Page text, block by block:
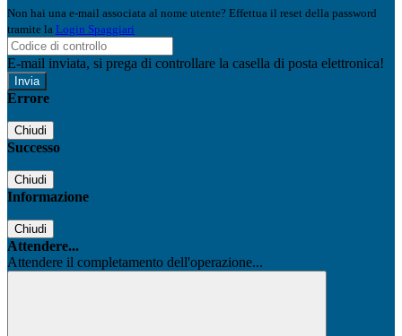
Non hai una e-mail associata al nome utente? Effettua il reset della password
tramite la Login Spaggiari
E-mail inviata, si prega di controllare la casella di posta elettronica!
Errore
Chiudi
Successo
Chiudi
Informazione
Chiudi
Attendere...
Attendere il completamento dell'operazione...